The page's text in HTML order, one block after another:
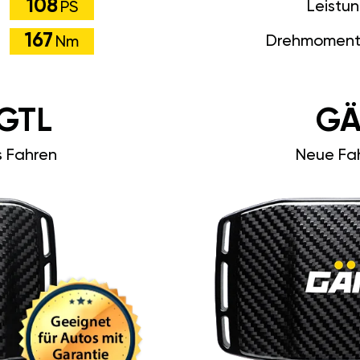
108 PS
167 Nm
Neue
Fahren